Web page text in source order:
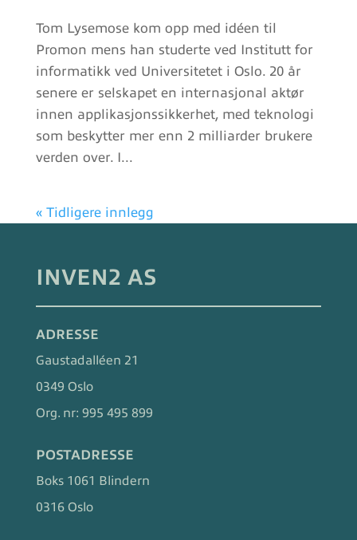
Tom Lysemose kom opp med idéen til
Promon mens han studerte ved Institutt for
informatikk ved Universitetet i Oslo. 20 år
senere er selskapet en internasjonal aktør
innen applikasjonssikkerhet, med teknologi
som beskytter mer enn 2 milliarder brukere
verden over. I...
« Tidligere innlegg
INVEN2 AS
ADRESSE
Gaustadalléen 21
0349 Oslo
Org. nr: 995 495 899
POSTADRESSE
Boks 1061 Blindern
0316 Oslo